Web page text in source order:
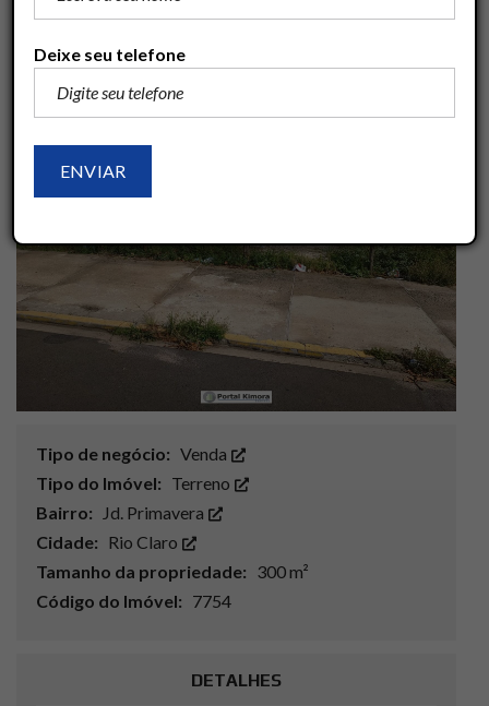
Tipo de negócio: Venda
Tipo do Imóvel: Terreno
Bairro:
Jd. Primavera
Cidade: Rio Claro
Tamanho da propriedade: 300 m²
Código do Imóvel: 7754
DETALHES
Deixe seu telefone